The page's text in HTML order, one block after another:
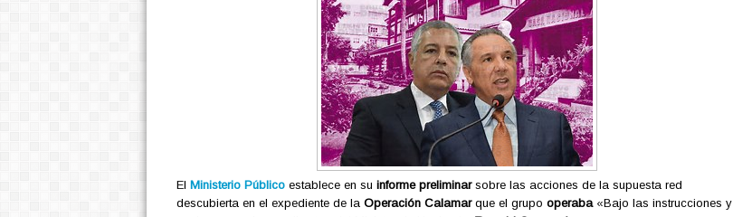
El Ministerio Públicoestablece en su informe preliminarsobre las acciones de la supuesta red
descubierta en el expediente de la Operación Calamarque el grupo operaba«Bajo las instrucciones y